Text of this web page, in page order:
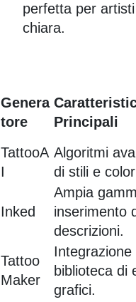
perfetta per
chiara.
Genera
tore
Principali
TattooA
I
Algoritmi
di stili e
Inked
Ampia
inserimento
descrizioni.
Tattoo
Maker
Integrazione
biblioteca di
grafici.